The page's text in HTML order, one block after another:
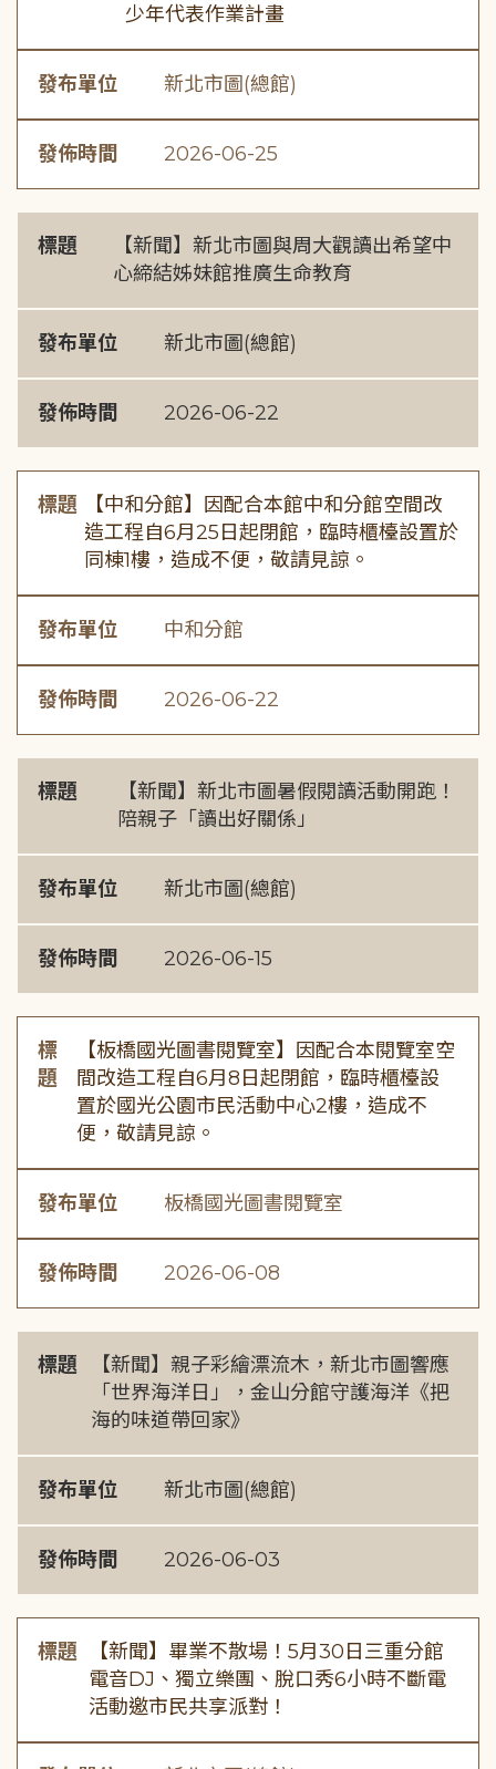
少年代表作業計畫
發布單位 新北市圖(總館)
發佈時間 2026-06-25
標題
【新聞】新北市圖與周大觀讀出希望中
心締結姊妹館推廣生命教育
發布單位 新北市圖(總館)
發佈時間 2026-06-22
標題
【中和分館】因配合本館中和分館空間改
造工程自6月25日起閉館，臨時櫃檯設置於
同棟1樓，造成不便，敬請見諒。
發布單位 中和分館
發佈時間 2026-06-22
標題
【新聞】新北市圖暑假閱讀活動開跑！
陪親子「讀出好關係」
發布單位 新北市圖(總館)
發佈時間 2026-06-15
標
題
【板橋國光圖書閱覽室】因配合本閱覽室空
間改造工程自6月8日起閉館，臨時櫃檯設
置於國光公園市民活動中心2樓，造成不
便，敬請見諒。
發布單位 板橋國光圖書閱覽室
發佈時間 2026-06-08
標題
【新聞】親子彩繪漂流木，新北市圖響應
「世界海洋日」，金山分館守護海洋《把
海的味道帶回家》
發布單位 新北市圖(總館)
發佈時間 2026-06-03
標題
【新聞】畢業不散場！5月30日三重分館
電音DJ、獨立樂團、脫口秀6小時不斷電
活動邀市民共享派對！